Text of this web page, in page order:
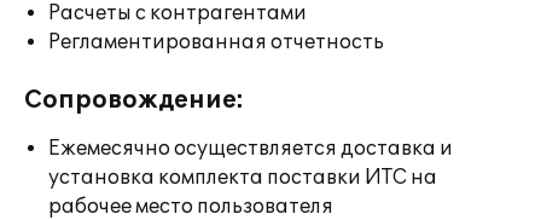
Расчеты с контрагентами
Регламентированная отчетность
Сопровождение:
Ежемесячно осуществляется доставка и
установка комплекта поставки ИТС на
рабочее место пользователя